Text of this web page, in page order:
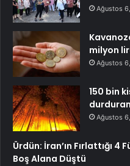
Ağustos
milyon
Ağustos
150 bin
Ağustos
Ürdün: İran’ın Fırlattığı 4
Boş Alana Düştü